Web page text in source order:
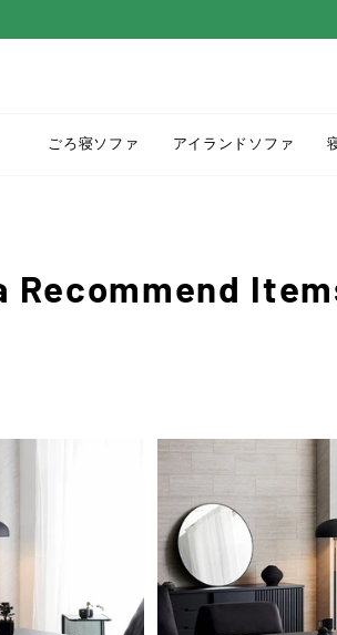
ごろ寝ソファ アイランドソファ
Recommend